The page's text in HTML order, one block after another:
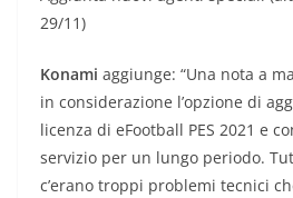
29/11)
Konami aggiunge: “Una nota a
in considerazione l’opzione di
licenza di eFootball PES 2021 e
servizio per un lungo periodo.
c’erano troppi problemi tecnici